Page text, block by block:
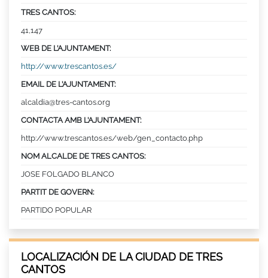
TRES CANTOS:
41,147
WEB DE L’AJUNTAMENT:
http://www.trescantos.es/
EMAIL DE L’AJUNTAMENT:
alcaldia@tres-cantos.org
CONTACTA AMB L’AJUNTAMENT:
http://www.trescantos.es/web/gen_contacto.php
NOM ALCALDE DE TRES CANTOS:
JOSE FOLGADO BLANCO
PARTIT DE GOVERN:
PARTIDO POPULAR
LOCALIZACIÓN DE LA CIUDAD DE TRES
CANTOS